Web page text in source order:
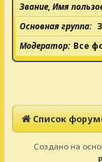
Звание, Имя
Основная группа
Модератор Все
Список
Создано на